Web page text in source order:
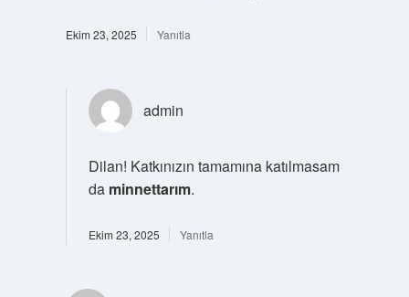
Ekim 23, 2025 Yanıtla
admin
Dilan! Katkınızın tamamına katılmasam
da minnettarım.
Ekim 23, 2025 Yanıtla